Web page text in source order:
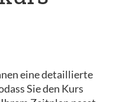
eine detaillierte
Sie den Kurs